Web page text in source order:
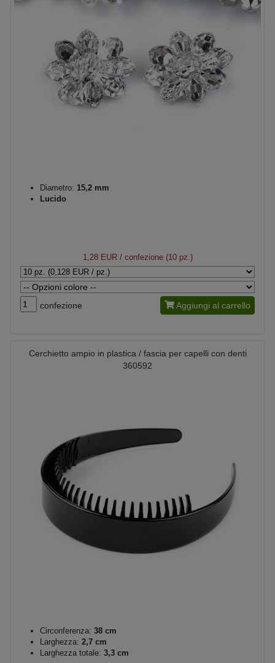
Diametro: 15,2 mm
Lucido
1,28 EUR/ confezione (10 pz.)
confezione Aggiungi al carrello
Cerchietto ampio in plastica / fascia per capelli con denti
360592
Circonferenza: 38 cm
Larghezza: 2,7 cm
Larghezza totale: 3,3 cm